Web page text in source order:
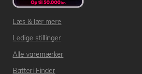
Læs & lær mere
Ledige stillinger
Alle varemærker
Batteri Finder